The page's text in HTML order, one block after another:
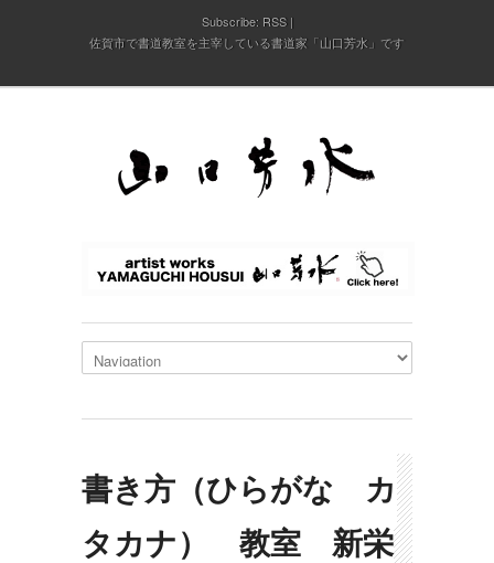
Subscribe: RSS
佐賀市で書道教室を主宰している書道家「山口芳水」です
書き方（ひらがな カ
タカナ） 教室 新栄